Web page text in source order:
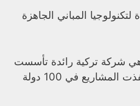
المباني الجاهزة
هي شركة تركية رائدة تأسست
عام 1986 ومنذ ذلك الحين نفذت المشاريع في 100 دولة